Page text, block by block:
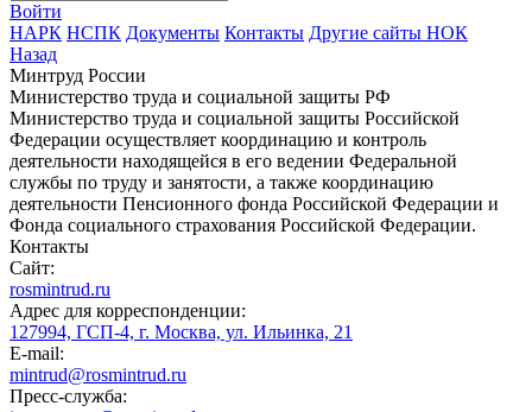
Войти
НАРК НСПК Документы Контакты Другие сайты НОК
Назад
Минтруд России
Министерство труда и социальной защиты РФ
Министерство труда и социальной защиты Российской
Федерации осуществляет координацию и контроль
деятельности находящейся в его ведении Федеральной
службы по труду и занятости, а также координацию
деятельности Пенсионного фонда Российской Федерации и
Фонда социального страхования Российской Федерации.
Контакты
Сайт:
rosmintrud.ru
Адрес для корреспонденции:
127994, ГСП-4, г. Москва, ул. Ильинка, 21
E-mail:
mintrud@rosmintrud.ru
Пресс-служба: